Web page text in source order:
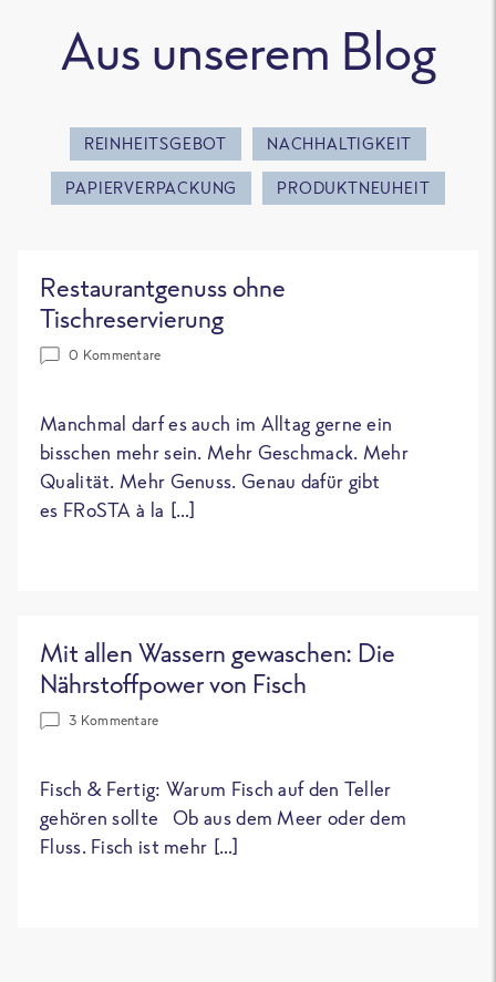
Aus unserem Blog
REINHEITSGEBOT NACHHALTIGKEIT
PAPIERVERPACKUNG PRODUKTNEUHEIT
Restaurantgenuss ohne
Tischreservierung
0 Kommentare
Manchmal darf es auch im Alltag gerne ein
bisschen mehr sein. Mehr Geschmack. Mehr
Qualität. Mehr Genuss. Genau dafür gibt
es FRoSTA à la […]
Mit allen Wassern gewaschen: Die
Nährstoffpower von Fisch
3 Kommentare
Fisch & Fertig: Warum Fisch auf den Teller
gehören sollte Ob aus dem Meer oder dem
Fluss. Fisch ist mehr […]